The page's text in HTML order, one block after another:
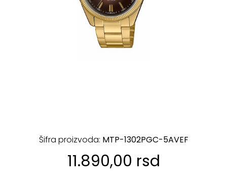
Šifra proizvoda: MTP-1302PGC-5AVEF
11.890,00 rsd